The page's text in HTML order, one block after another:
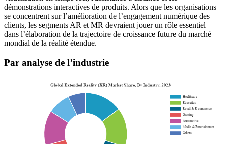
démonstrations interactives de produits. Alors que les organisations
se concentrent sur l’amélioration de l’engagement numérique des
clients, les segments AR et MR devraient jouer un rôle essentiel
dans l’élaboration de la trajectoire de croissance future du marché
mondial de la réalité étendue.
Par analyse de l’industrie